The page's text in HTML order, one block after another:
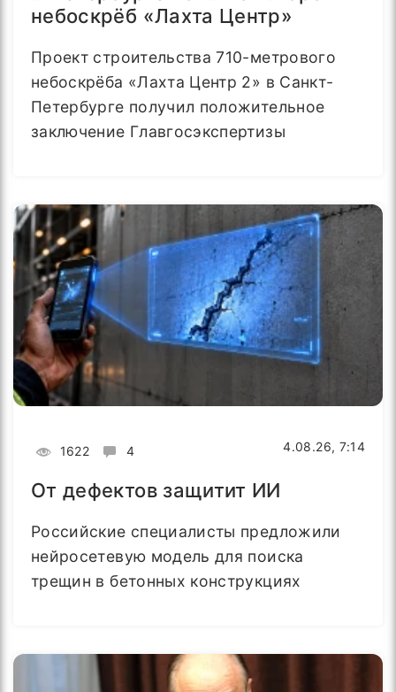
небоскрёб «Лахта Центр»
Проект строительства 710-метрового
небоскрёба «Лахта Центр 2» в Санкт-
Петербурге получил положительное
заключение Главгосэкспертизы
1622 4 4.08.26, 7:14
От дефектов защитит ИИ
Российские специалисты предложили
нейросетевую модель для поиска
трещин в бетонных конструкциях